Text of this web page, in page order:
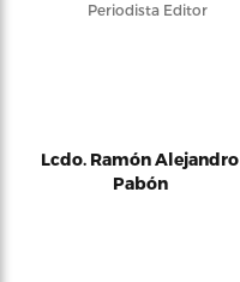
Periodista Editor
Lcdo. Ramón Alejandro
Pabón